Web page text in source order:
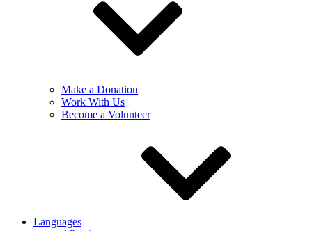
Make a Donation
Work With Us
Become a Volunteer
Languages